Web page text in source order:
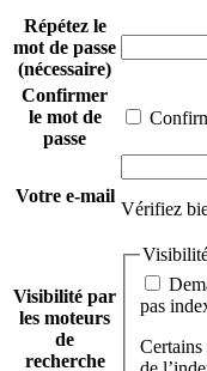
Répétez le
mot de passe
(nécessaire)
Confirmer
le mot de
passe
Votre e-mail
Vérifiez
Visibilité par
les moteurs
de
recherche
pas
Certains